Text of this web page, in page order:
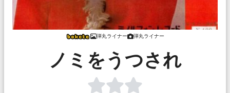
弾丸ライナー 弾丸ライナー
ノミをうつされ